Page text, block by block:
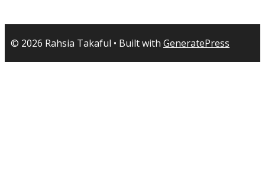
© 2026 Rahsia Takaful • Built with GeneratePress